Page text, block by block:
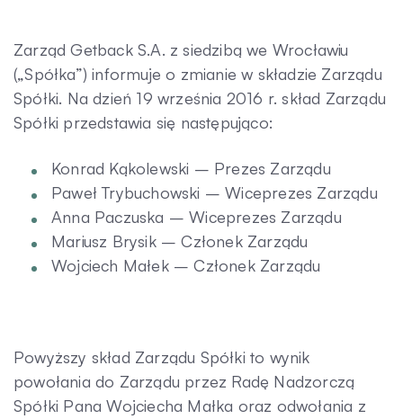
Aktualności
Kontakt
Zarząd Getback S.A. z siedzibą we Wrocławiu
(„Spółka”) informuje o zmianie w składzie Zarządu
Spółki. Na dzień 19 września 2016 r. skład Zarządu
Spółki przedstawia się następująco:
Konrad Kąkolewski – Prezes Zarządu
Paweł Trybuchowski – Wiceprezes Zarządu
Anna Paczuska – Wiceprezes Zarządu
Mariusz Brysik – Członek Zarządu
Wojciech Małek – Członek Zarządu
Powyższy skład Zarządu Spółki to wynik
powołania do Zarządu przez Radę Nadzorczą
Spółki Pana Wojciecha Małka oraz odwołania z